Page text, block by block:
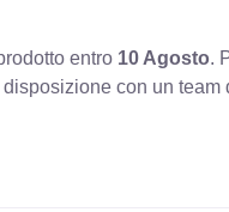
entro 10 Agosto.
disposizione con un